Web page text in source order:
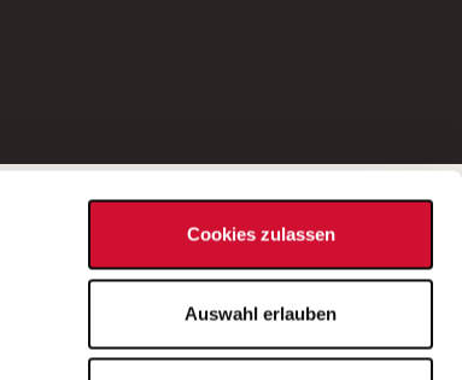
Cookies zulassen
Auswahl erlauben
Bei Fragen zu einer Stellenausschreibung
wenden Sie sich bitte an die*den in der
Stellenausschreibung genannte*n